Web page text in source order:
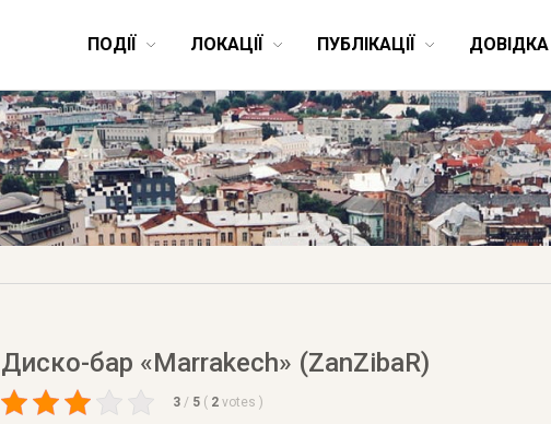
ПОДІЇ ЛОКАЦІЇ ПУБЛІКАЦІЇ ДОВІДКА
Диско-бар «Marrakech» (ZanZibaR)
3 / 5 ( 2 votes )